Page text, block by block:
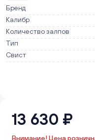
Бренд
Калибр
Количество залпов
Тип
Свист
13 630 ₽
Внимание! Цена